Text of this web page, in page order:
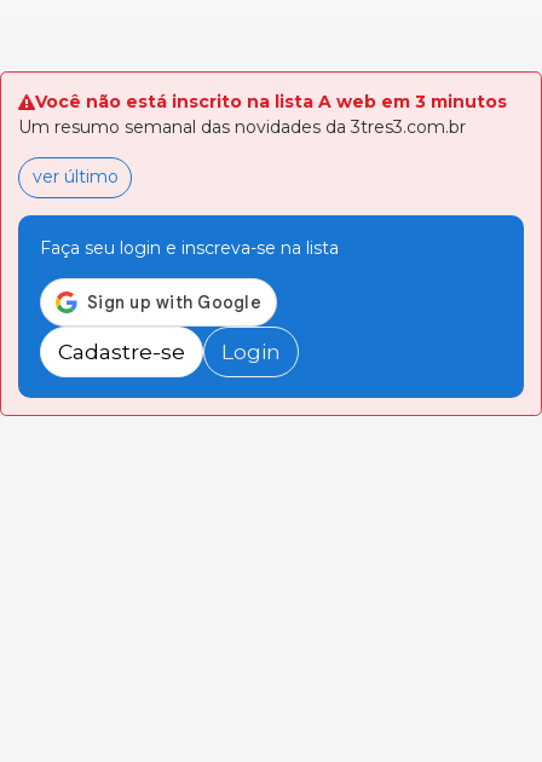
Você não está inscrito na lista A web em 3 minutos
Um resumo semanal das novidades da 3tres3.com.br
ver último
Faça seu login e inscreva-se na lista
Cadastre-se Login